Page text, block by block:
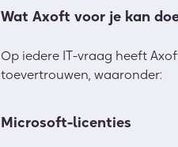
Wat Axoft voor je kan
Op iedere IT-vraag heeft
toevertrouwen, waaronder:
Microsoft-licenties